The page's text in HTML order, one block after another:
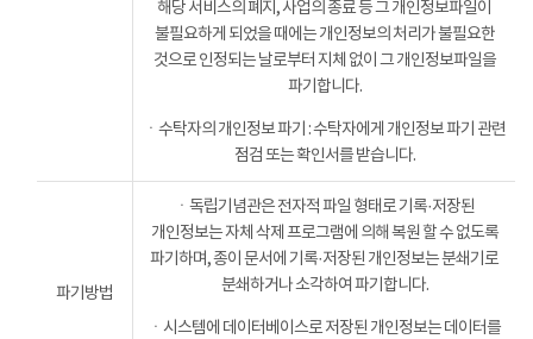
해당 서비스의 폐지, 사업의 종료 등 그 개인정보파일이
불필요하게 되었을 때에는 개인정보의 처리가 불필요한
것으로 인정되는 날로부터 지체 없이 그 개인정보파일을
파기합니다.
ㆍ수탁자의 개인정보 파기 : 수탁자에게 개인정보 파기 관련
점검 또는 확인서를 받습니다.
파기방법
ㆍ독립기념관은 전자적 파일 형태로 기록·저장된
개인정보는 자체 삭제 프로그램에 의해 복원 할 수 없도록
파기하며, 종이 문서에 기록·저장된 개인정보는 분쇄기로
분쇄하거나 소각하여 파기합니다.
ㆍ시스템에 데이터베이스로 저장된 개인정보는 데이터를